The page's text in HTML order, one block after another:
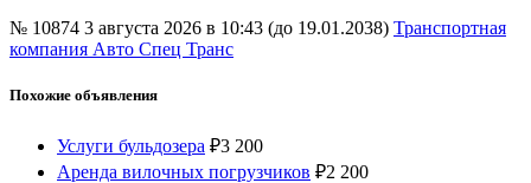
№ 10874 3 августа 2026 в 10:43 (до 19.01.2038) Транспортная
компания Авто Спец Транс
Похожие объявления
Услуги бульдозера ₽3 200
Аренда вилочных погрузчиков ₽2 200